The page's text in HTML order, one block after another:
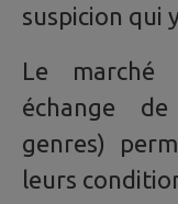
suspicion qui
Le marché
échange
genres)
leurs